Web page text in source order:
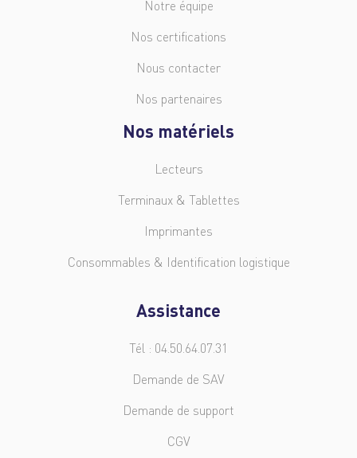
Notre équipe
Nos certifications
Nous contacter
Nos partenaires
Nos matériels
Lecteurs
Terminaux & Tablettes
Imprimantes
Consommables & Identification logistique
Assistance
Tél : 04.50.64.07.31
Demande de SAV
Demande de support
CGV